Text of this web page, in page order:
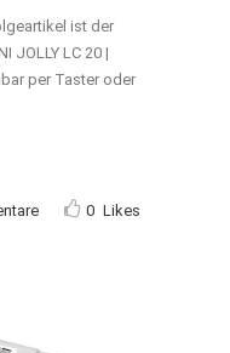
ist der
JOLLY LC 20 |
per Taster oder
0 Likes